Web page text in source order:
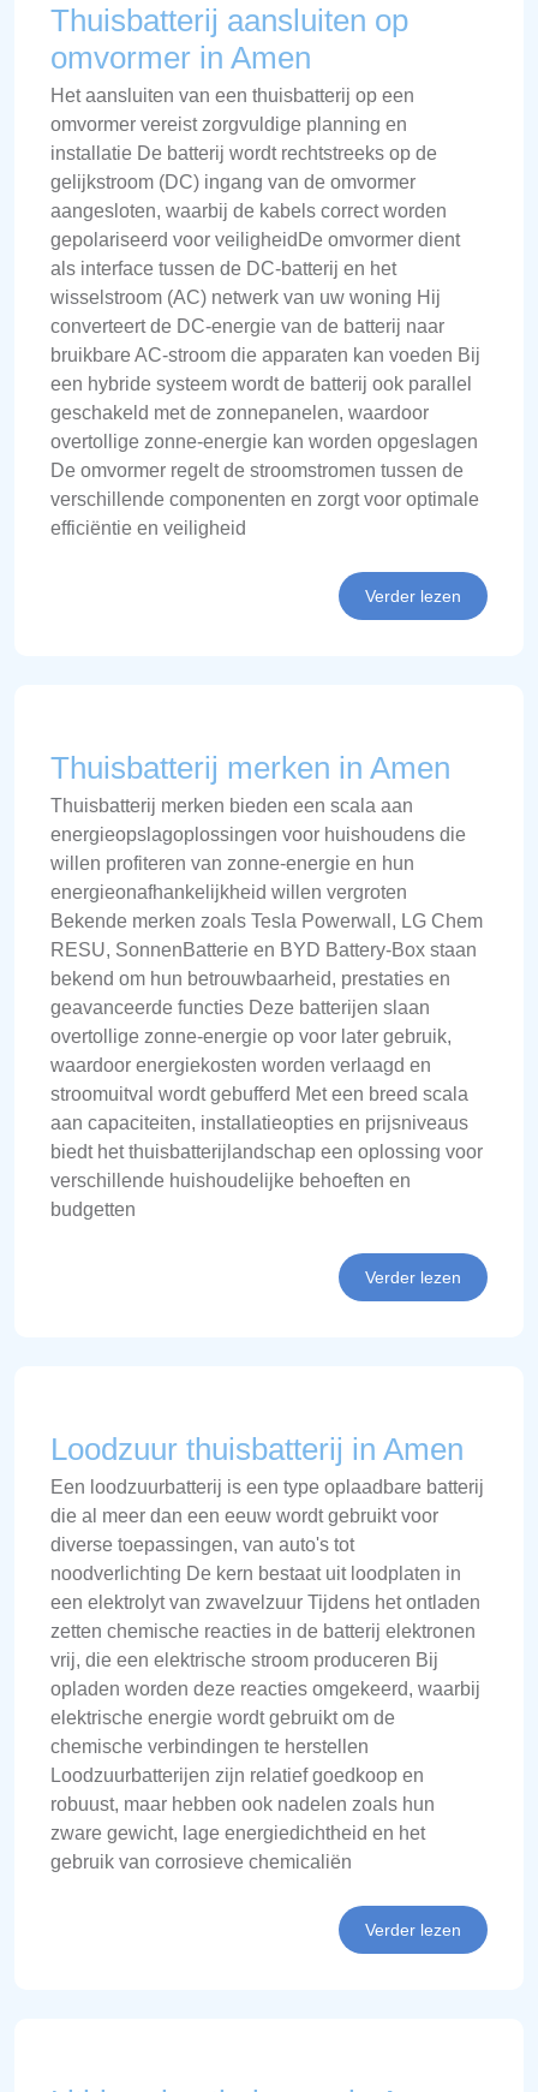
Thuisbatterij aansluiten op
omvormer in Amen
Het aansluiten van een thuisbatterij op een
omvormer vereist zorgvuldige planning en
installatie De batterij wordt rechtstreeks op de
gelijkstroom (DC) ingang van de omvormer
aangesloten, waarbij de kabels correct worden
gepolariseerd voor veiligheidDe omvormer dient
als interface tussen de DC-batterij en het
wisselstroom (AC) netwerk van uw woning Hij
converteert de DC-energie van de batterij naar
bruikbare AC-stroom die apparaten kan voeden Bij
een hybride systeem wordt de batterij ook parallel
geschakeld met de zonnepanelen, waardoor
overtollige zonne-energie kan worden opgeslagen
De omvormer regelt de stroomstromen tussen de
verschillende componenten en zorgt voor optimale
efficiëntie en veiligheid
Verder lezen
Thuisbatterij merken in Amen
Thuisbatterij merken bieden een scala aan
energieopslagoplossingen voor huishoudens die
willen profiteren van zonne-energie en hun
energieonafhankelijkheid willen vergroten
Bekende merken zoals Tesla Powerwall, LG Chem
RESU, SonnenBatterie en BYD Battery-Box staan
bekend om hun betrouwbaarheid, prestaties en
geavanceerde functies Deze batterijen slaan
overtollige zonne-energie op voor later gebruik,
waardoor energiekosten worden verlaagd en
stroomuitval wordt gebufferd Met een breed scala
aan capaciteiten, installatieopties en prijsniveaus
biedt het thuisbatterijlandschap een oplossing voor
verschillende huishoudelijke behoeften en
budgetten
Verder lezen
Loodzuur thuisbatterij in Amen
Een loodzuurbatterij is een type oplaadbare batterij
die al meer dan een eeuw wordt gebruikt voor
diverse toepassingen, van auto's tot
noodverlichting De kern bestaat uit loodplaten in
een elektrolyt van zwavelzuur Tijdens het ontladen
zetten chemische reacties in de batterij elektronen
vrij, die een elektrische stroom produceren Bij
opladen worden deze reacties omgekeerd, waarbij
elektrische energie wordt gebruikt om de
chemische verbindingen te herstellen
Loodzuurbatterijen zijn relatief goedkoop en
robuust, maar hebben ook nadelen zoals hun
zware gewicht, lage energiedichtheid en het
gebruik van corrosieve chemicaliën
Verder lezen